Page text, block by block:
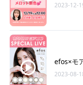
2023-12-
efos×モ
2023-08-